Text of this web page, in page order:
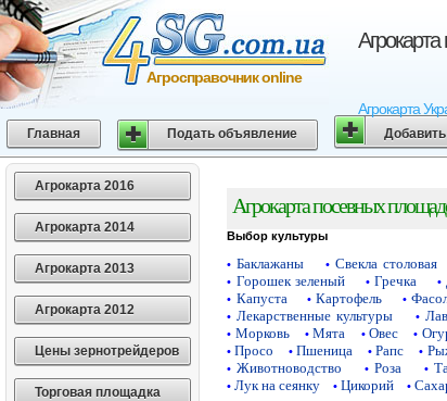
Агрокарта
Агросправочник online
Главная Подать объявление
Агрокарта 2016
Агрокарта 2014
Агрокарта 2013
Агрокарта 2012
Цены зернотрейдеров
Торговая площадка
Агрокарта посевных
Выбор культуры
• Баклажаны • Свекла столовая
• Горошек зеленый • Гречка •
• Капуста • Картофель •
• Лекарственные культуры •
• Морковь • Мята • Овес •
• Просо • Пшеница • Рапс •
• Животноводство • Роза •
• Лук на сеянку • Цикорий •